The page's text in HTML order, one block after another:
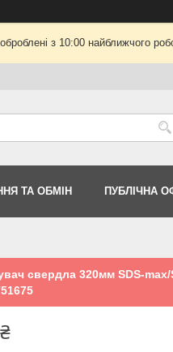
з 10:00 найближчого
ТА ОБМІН ПУБЛІЧНА
свердла 320мм SDS-max/